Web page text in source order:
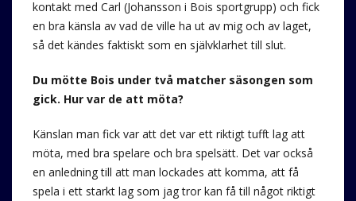
kontakt med Carl (Johansson i Bois sportgrupp) och fick
en bra känsla av vad de ville ha ut av mig och av laget,
så det kändes faktiskt som en självklarhet till slut.
Du mötte Bois under två matcher säsongen som
gick. Hur var de att möta?
Känslan man fick var att det var ett riktigt tufft lag att
möta, med bra spelare och bra spelsätt. Det var också
en anledning till att man lockades att komma, att få
spela i ett starkt lag som jag tror kan få till något riktigt